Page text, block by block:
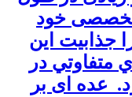
تخصصی خود
جذابیت این
متفاوتي در
عده ای بر